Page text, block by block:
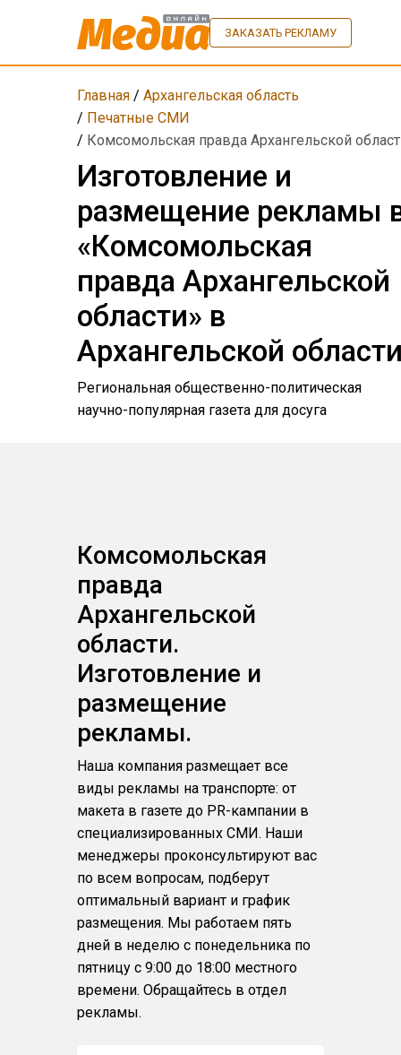
ЗАКАЗАТЬ РЕКЛАМУ
Главная /Архангельская область
/ Печатные СМИ
/ Комсомольская правда Архангельской
Изготовление и
размещение рекламы
«Комсомольская
правда Архангельской
области» в
Архангельской
Региональная общественно-политическая
научно-популярная газета для досуга
Комсомольская
правда
Архангельской
области.
Изготовление и
размещение
рекламы.
Наша компания размещает все
виды рекламы на транспорте: от
макета в газете до PR-кампании в
специализированных СМИ. Наши
менеджеры проконсультируют вас
по всем вопросам, подберут
оптимальный вариант и график
размещения. Мы работаем пять
дней в неделю с понедельника по
пятницу с 9:00 до 18:00 местного
времени. Обращайтесь в отдел
рекламы.